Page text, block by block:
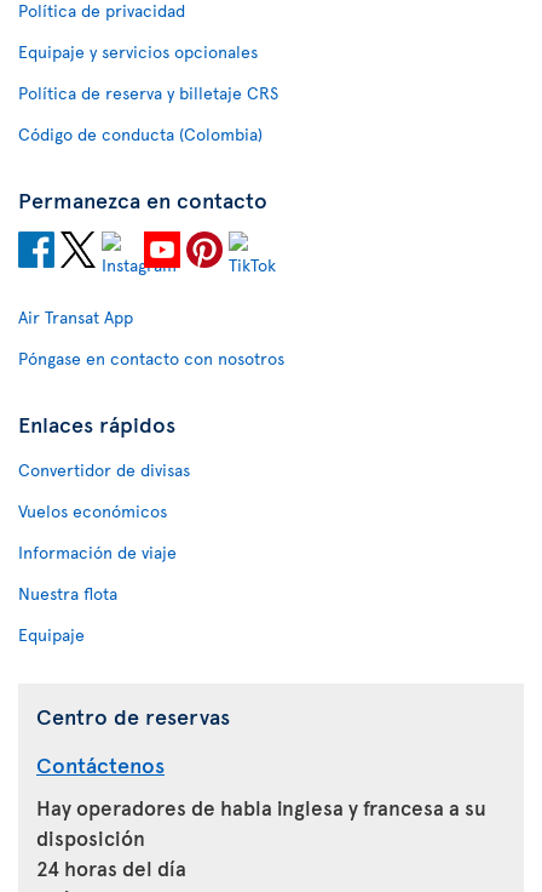
Política de privacidad
Equipaje y servicios opcionales
Política de reserva y billetaje CRS
Código de conducta (Colombia)
Permanezca en contacto
Air Transat App
Póngase en contacto con nosotros
Enlaces rápidos
Convertidor de divisas
Vuelos económicos
Información de viaje
Nuestra flota
Equipaje
Centro de reservas
Contáctenos
Hay operadores de habla inglesa y francesa a su
disposición
24 horas del día